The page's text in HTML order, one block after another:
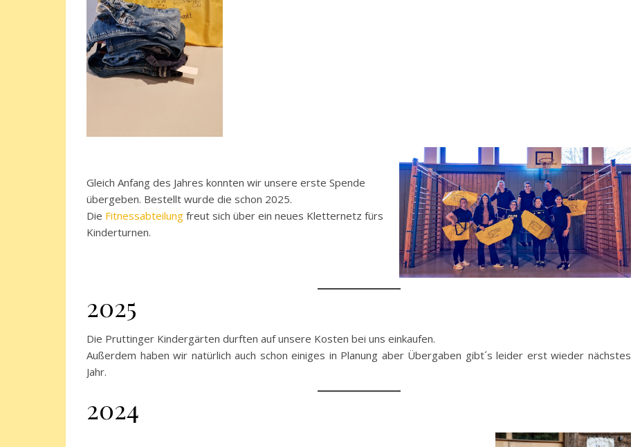
Gleich Anfang des Jahres konnten wir unsere erste Spende
übergeben. Bestellt wurde die schon 2025.
Die Fitnessabteilung freut sich über ein neues Kletternetz fürs
Kinderturnen.
2025
Die Pruttinger Kindergärten durften auf unsere Kosten bei uns einkaufen.
Außerdem haben wir natürlich auch schon einiges in Planung aber Übergaben gibt´s leider erst wieder nächstes
Jahr.
2024